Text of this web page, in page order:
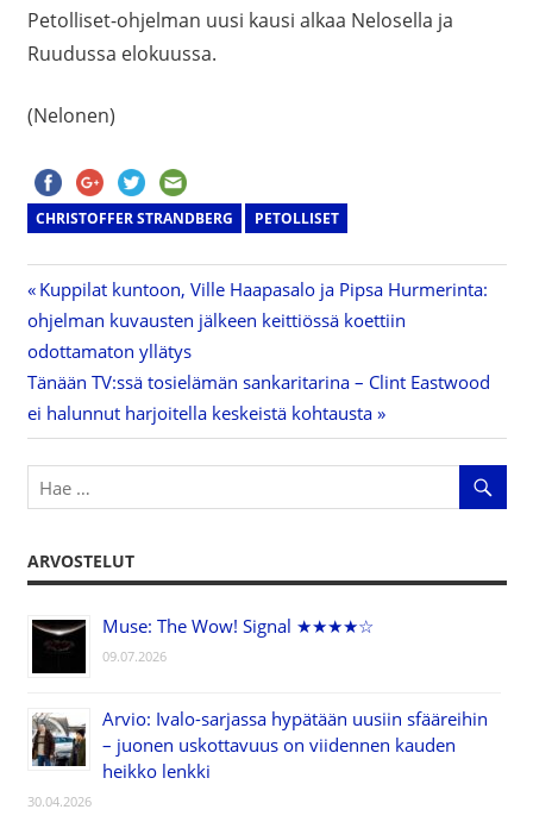
Petolliset-ohjelman uusi kausi alkaa Nelosella ja
Ruudussa elokuussa.
(Nelonen)
CHRISTOFFER STRANDBERG PETOLLISET
Artikkelien
selaus
Previous
Post:
Kuppilat kuntoon, Ville Haapasalo ja Pipsa Hurmerinta:
ohjelman kuvausten jälkeen keittiössä koettiin
odottamaton yllätys
Next
Post:
Tänään TV:ssä tosielämän sankaritarina – Clint Eastwood
ei halunnut harjoitella keskeistä kohtausta
ARVOSTELUT
Muse: The Wow! Signal ★★★★☆
09.07.2026
Arvio: Ivalo-sarjassa hypätään uusiin sfääreihin
– juonen uskottavuus on viidennen kauden
heikko lenkki
30.04.2026